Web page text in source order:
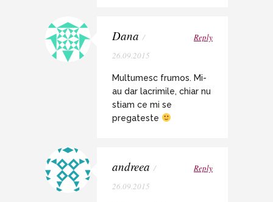
Dana /
26.09.2015
Reply
Multumesc frumos. Mi-
au dar lacrimile, chiar nu
stiam ce mi se
pregateste
andreea /
26.09.2015
Reply